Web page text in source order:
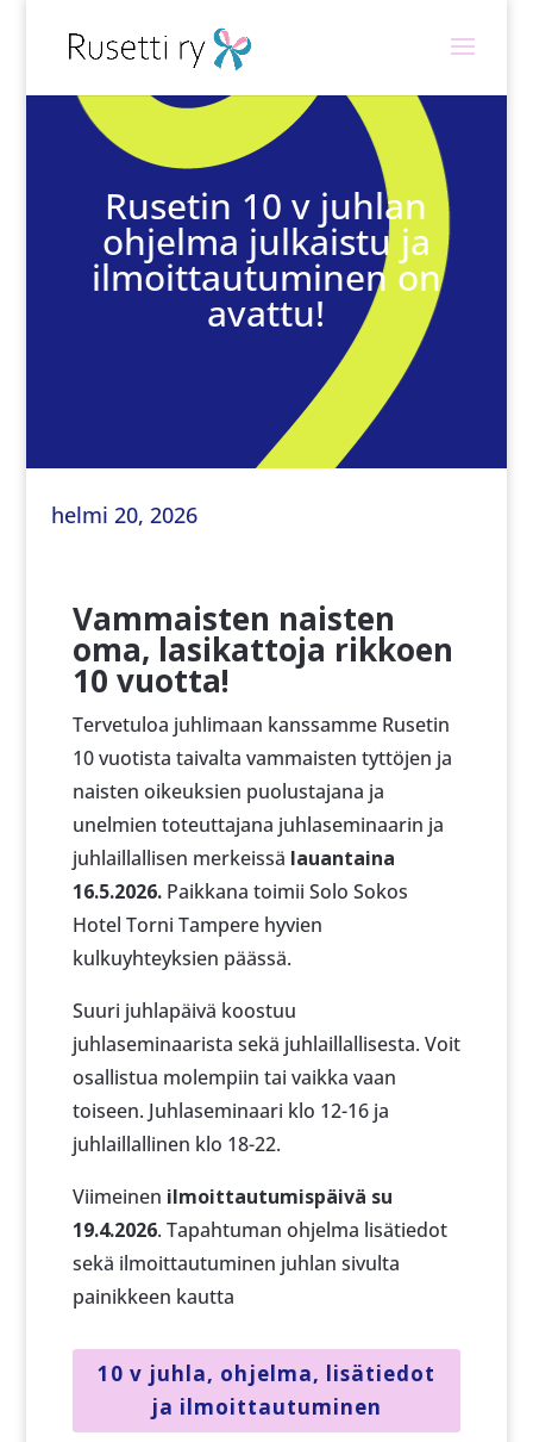
Rusetin 10 v juhlan
ohjelma julkaistu ja
ilmoittautuminen on
avattu!
helmi 20, 2026
Vammaisten naisten
oma, lasikattoja rikkoen
10 vuotta!
Tervetuloa juhlimaan kanssamme Rusetin
10 vuotista taivalta vammaisten tyttöjen ja
naisten oikeuksien puolustajana ja
unelmien toteuttajana juhlaseminaarin ja
juhlaillallisen merkeissä lauantaina
16.5.2026.Paikkana toimii Solo Sokos
Hotel Torni Tampere hyvien
kulkuyhteyksien päässä.
Suuri juhlapäivä koostuu
juhlaseminaarista sekä juhlaillallisesta. Voit
osallistua molempiin tai vaikka vaan
toiseen. Juhlaseminaari klo 12-16 ja
juhlaillallinen klo 18-22.
Viimeinen ilmoittautumispäivä su
19.4.2026. Tapahtuman ohjelma lisätiedot
sekä ilmoittautuminen juhlan sivulta
painikkeen kautta
10 v juhla, ohjelma, lisätiedot
ja ilmoittautuminen